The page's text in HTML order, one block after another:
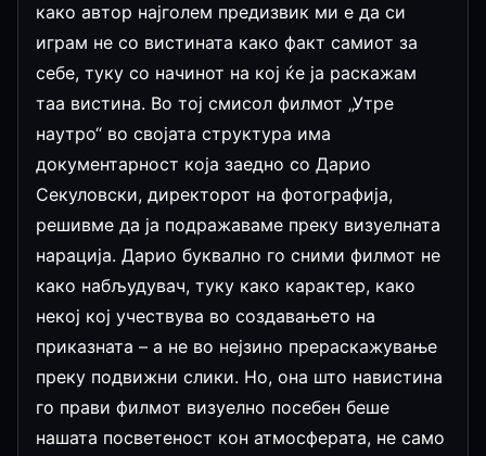
како автор најголем предизвик ми е да си
играм не со вистината како факт самиот за
себе, туку со начинот на кој ќе ја раскажам
таа вистина. Во тој смисол филмот „Утре
наутро“ во својата структура има
документарност која заедно со Дарио
Секуловски, директорот на фотографија,
решивме да ја подражаваме преку визуелната
нарација. Дарио буквално го сними филмот не
како набљудувач, туку како карактер, како
некој кој учествува во создавањето на
приказната – а не во нејзино прераскажување
преку подвижни слики. Но, она што навистина
го прави филмот визуелно посебен беше
нашата посветеност кон атмосферата, не само